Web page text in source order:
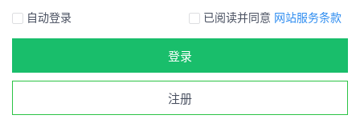
自动登录
已阅读并同意 网站服务条款
登录
注册